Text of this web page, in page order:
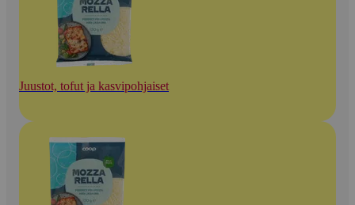
Juustot, tofut ja kasvipohjaiset